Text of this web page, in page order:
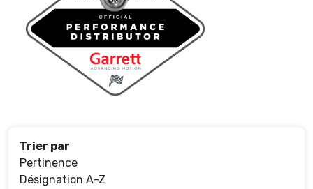
Trier par
Pertinence
Désignation A-Z